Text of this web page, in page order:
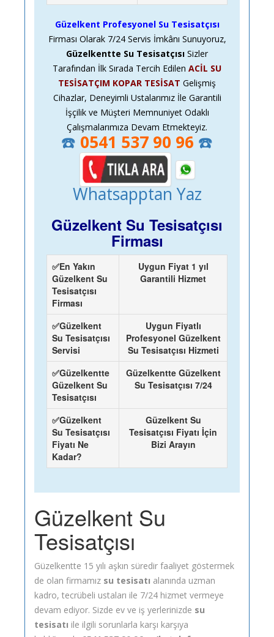
Güzelkent Profesyonel Su Tesisatçısı
Firması Olarak 7/24 Servis İmkânı Sunuyoruz,
Güzelkentte Su Tesisatçısı Sizler
Tarafından İlk Sırada Tercih Edilen ACİL SU
TESİSATÇIM KOPAR TESİSAT Gelişmiş
Cihazlar, Deneyimli Ustalarımız İle Garantili
İşçilik ve Müşteri Memnuniyet Odaklı
Çalışmalarımıza Devam Etmekteyiz.
☎️ 0541 537 90 96 ☎️
Whatsapptan Yaz
Güzelkent Su Tesisatçısı
Firması
✅En Yakın
Güzelkent Su
Tesisatçısı
Firması
Uygun Fiyat 1 yıl
Garantili Hizmet
✅Güzelkent
Su Tesisatçısı
Servisi
Uygun Fiyatlı
Profesyonel Güzelkent
Su Tesisatçısı Hizmeti
✅Güzelkentte
Güzelkent Su
Tesisatçısı
Güzelkentte Güzelkent
Su Tesisatçısı 7/24
✅Güzelkent
Su Tesisatçısı
Fiyatı Ne
Kadar?
Güzelkent Su
Tesisatçısı Fiyatı İçin
Bizi Arayın
Güzelkent Su
Tesisatçısı
Güzelkentte 15 yılı aşkın süredir faaliyet göstermek
de olan firmamız su tesisatı alanında uzman
kadro, tecrübeli ustaları ile 7/24 hizmet vermeye
devam ediyor. Sizde ev ve iş yerlerinizde su
tesisatı ile ilgili sorunlarla karşı karşıya